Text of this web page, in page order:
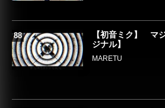
【初音ミク】 マ
ジナル】
MARETU